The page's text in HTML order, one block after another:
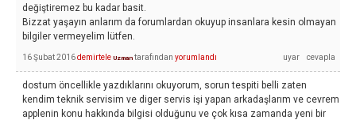
değiştiremez bu kadar basit.
Bizzat yaşayın anlarım da forumlardan okuyup insanlara kesin olmayan
bilgiler vermeyelim lütfen.
16 Şubat 2016demirtele Uzman tarafından yorumlandı
dostum öncellikle yazdıklarını okuyorum, sorun tespiti belli zaten
kendim teknik servisim ve diger servis işi yapan arkadaşlarım ve cevrem
applenin konu hakkında bilgisi olduğunu ve çok kısa zamanda yeni bir